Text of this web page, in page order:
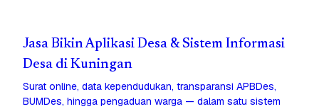
Jasa Bikin Aplikasi Desa & Sistem Informasi
Desa di Kuningan
Surat online, data kependudukan, transparansi APBDes,
BUMDes, hingga pengaduan warga — dalam satu sistem